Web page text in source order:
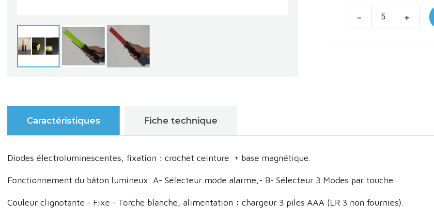
- +
Caractéristiques Fiche technique
Diodes électroluminescentes, fixation : crochet ceinture + base magnétique.
Fonctionnement du bâton lumineux. A- Sélecteur mode alarme,- B- Sélecteur 3 Modes par touche
Couleur clignotante - Fixe - Torche blanche, alimentation : chargeur 3 piles AAA (LR 3 non fournies).